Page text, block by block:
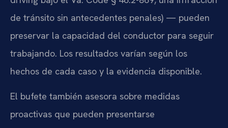
de tránsito sin antecedentes penales) — pueden
preservar la capacidad del conductor para seguir
trabajando. Los resultados varían según los
hechos de cada caso y la evidencia disponible.
El bufete también asesora sobre medidas
proactivas que pueden presentarse